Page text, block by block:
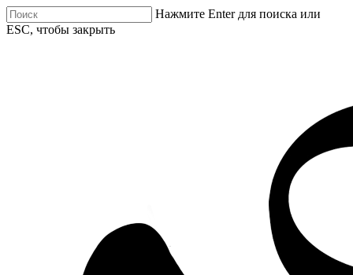
Нажмите Enter для поиска или
ESC, чтобы закрыть